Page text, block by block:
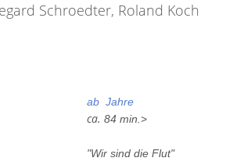
Schroedter, Roland Koch
ab Jahre
ca. 84 min. >
"Wir sind die Flut"